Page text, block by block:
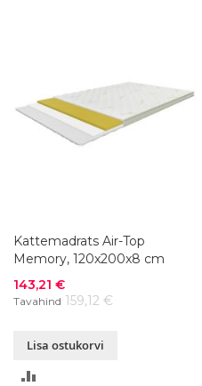
Kattemadrats Air-Top
Memory, 120x200x8 cm
Soodushind
143,21 €
Tavahind 159,12 €
Lisa ostukorvi